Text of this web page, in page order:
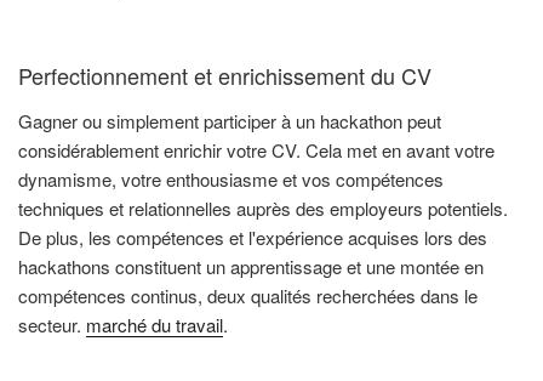
Perfectionnement et enrichissement du CV
Gagner ou simplement participer à un hackathon peut
considérablement enrichir votre CV. Cela met en avant votre
dynamisme, votre enthousiasme et vos compétences
techniques et relationnelles auprès des employeurs potentiels.
De plus, les compétences et l'expérience acquises lors des
hackathons constituent un apprentissage et une montée en
compétences continus, deux qualités recherchées dans le
secteur. marché du travail.